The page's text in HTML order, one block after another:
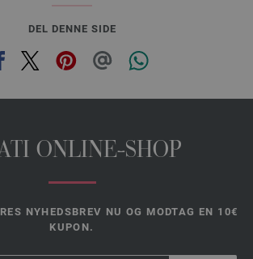
DEL DENNE SIDE
ONLINE-SHOP
NYHEDSBREV NU OG MODTAG EN 10€
KUPON.